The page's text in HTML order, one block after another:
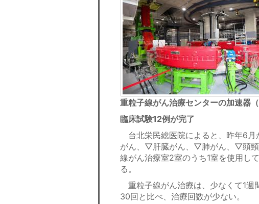
重粒子線がん治療センターの加速器（
臨床試験12例が完了
台北栄民総医院によると、昨年6
がん、▽肝臓がん、▽肺がん、▽頭頸
線がん治療室2室のうち1室を使用し
る。
重粒子線がん治療は、少なくて1週
30回と比べ、治療回数が少ない。